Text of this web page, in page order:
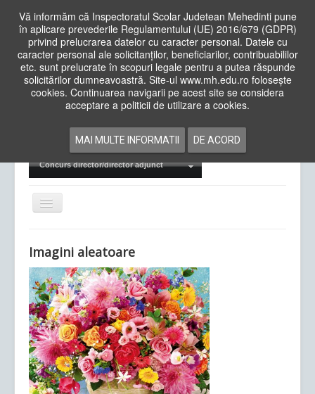
Vă informăm că Inspectoratul Scolar Judetean Mehedinti pune
în aplicare prevederile Regulamentului (UE) 2016/679 (GDPR)
privind prelucrarea datelor cu caracter personal. Datele cu
caracter personal ale solicitanților, beneficiarilor, contribuabililor
etc. sunt prelucrate în scopuri legale pentru a putea răspunde
solicitărilor dumneavoastră. Site-ul www.mh.edu.ro folosește
cookies. Continuarea navigarii pe acest site se considera
acceptare a politicii de utilizare a cookies.
MAI MULTE INFORMATII DE ACORD
Cauta
in
siteAcasa Cadre Didactice
Examene Naționale
Concurs director/director adjunct
Comută
navigarea
Ultimele articole: Vi, 04.11.2022 -Inspectoratul Școlar
Județean Mehedinți
Imagini aleatoare